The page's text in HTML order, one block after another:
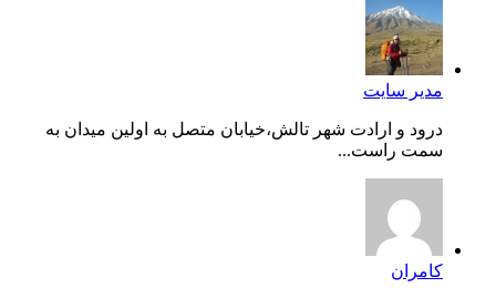
مدیر سایت
درود و ارادت شهر تالش،خیابان متصل به اولین میدان به
سمت راست...
کامران